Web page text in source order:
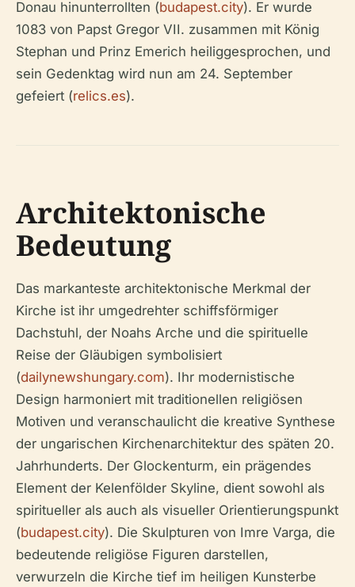
Donau hinunterrollten (budapest.city). Er wurde
1083 von Papst Gregor VII. zusammen mit König
Stephan und Prinz Emerich heiliggesprochen, und
sein Gedenktag wird nun am 24. September
gefeiert (relics.es).
Architektonische
Bedeutung
Das markanteste architektonische Merkmal der
Kirche ist ihr umgedrehter schiffsförmiger
Dachstuhl, der Noahs Arche und die spirituelle
Reise der Gläubigen symbolisiert
(dailynewshungary.com). Ihr modernistische
Design harmoniert mit traditionellen religiösen
Motiven und veranschaulicht die kreative Synthese
der ungarischen Kirchenarchitektur des späten 20.
Jahrhunderts. Der Glockenturm, ein prägendes
Element der Kelenfölder Skyline, dient sowohl als
spiritueller als auch als visueller Orientierungspunkt
(budapest.city). Die Skulpturen von Imre Varga, die
bedeutende religiöse Figuren darstellen,
verwurzeln die Kirche tief im heiligen Kunsterbe